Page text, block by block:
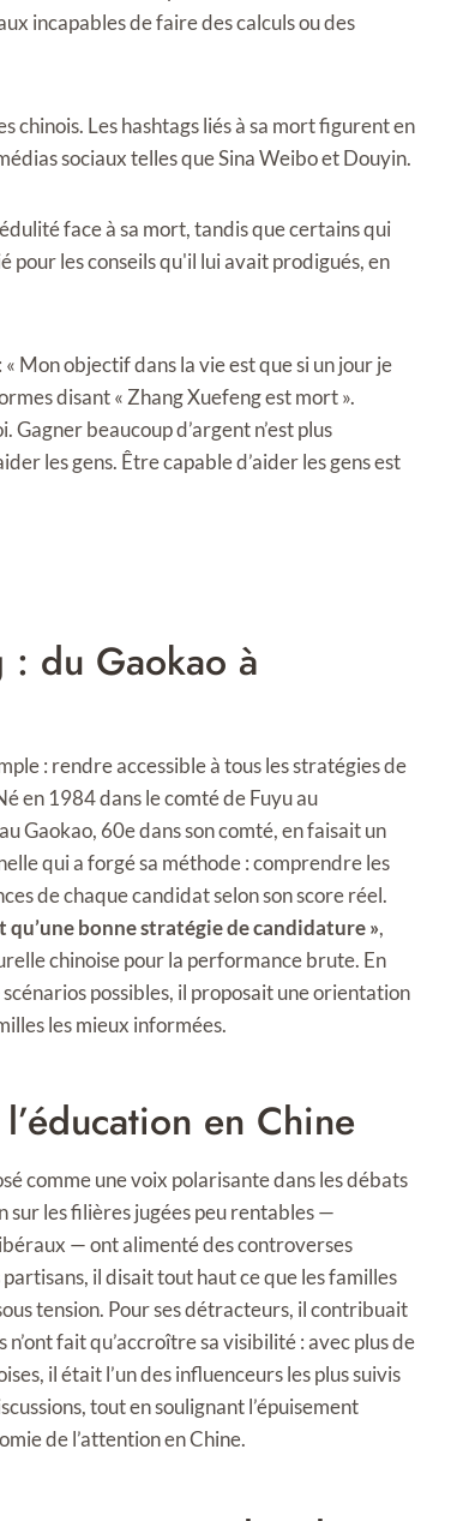
incapables de faire des calculs ou des
chinois. Les hashtags liés à sa mort figurent en
sociaux telles que Sina Weibo et Douyin.
face à sa mort, tandis que certains qui
les conseils qu'il lui avait prodigués, en
Mon objectif dans la vie est que si un jour je
disant « Zhang Xuefeng est mort ».
beaucoup d’argent n’est plus
les gens. Être capable d’aider les gens est
: du Gaokao à
: rendre accessible à tous les stratégies de
en 1984 dans le comté de Fuyu au
Gaokao, 60e dans son comté, en faisait un
qui a forgé sa méthode : comprendre les
de chaque candidat selon son score réel.
bonne stratégie de candidature »,
chinoise pour la performance brute. En
possibles, il proposait une orientation
les mieux informées.
en Chine
comme une voix polarisante dans les débats
sur les filières jugées peu rentables —
— ont alimenté des controverses
il disait tout haut ce que les familles
tension. Pour ses détracteurs, il contribuait
fait qu’accroître sa visibilité : avec plus de
il était l’un des influenceurs les plus suivis
tout en soulignant l’épuisement
de l’attention en Chine.